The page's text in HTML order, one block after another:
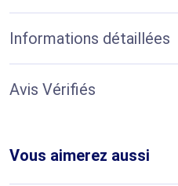
Informations détaillées
Avis Vérifiés
Vous aimerez aussi